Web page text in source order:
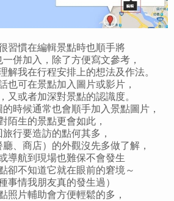
習慣在編輯景點時也順手將
併加入，除了方便寫文參考，
解我在行程安排上的想法及作法。
也可在景點加入圖片或影片，
又或者加深對景點的認識度。
時候通常也會順手加入景點圖片，
陌生的景點更會如此，
旅行要造訪的點何其多，
、商店）的外觀沒先多做了解，
導航到現場也難保不會發生
卻不知道它就在眼前的窘境～
事情我朋友真的發生過）
照片輔助會方便輕鬆的多，